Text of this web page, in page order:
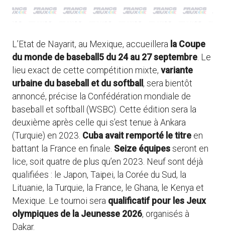
L’Etat de Nayarit, au Mexique, accueillera la Coupe
du monde de baseball5 du 24 au 27 septembre. Le
lieu exact de cette compétition mixte, variante
urbaine du baseball et du softball , sera bientôt
annoncé, précise la Confédération mondiale de
baseball et softball (WSBC). Cette édition sera la
deuxième après celle qui s’est tenue à Ankara
(Turquie) en 2023. Cuba avait remporté le titre en
battant la France en finale. Seize équipes seront en
lice, soit quatre de plus qu’en 2023. Neuf sont déjà
qualifiées : le Japon, Taipei, la Corée du Sud, la
Lituanie, la Turquie, la France, le Ghana, le Kenya et
Mexique. Le tournoi sera qualificatif pour les Jeux
olympiques de la Jeunesse 2026, organisés à
Dakar.